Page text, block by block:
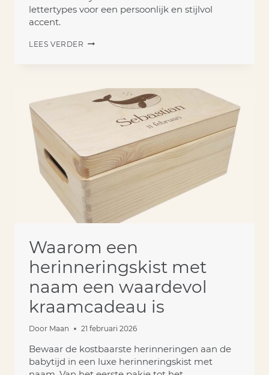
lettertypes voor een persoonlijk en stijlvol
accent.
LEES VERDER SPEENDOEKJE
GROTE
BETEKENIS
Waarom een
herinneringskist met
naam een waardevol
kraamcadeau is
Door Maan 21 februari 2026
Bewaar de kostbaarste herinneringen aan de
babytijd in een luxe herinneringskist met